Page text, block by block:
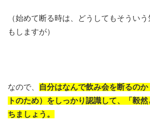
（始めて断る時は、どうしてもそうい
もしますが）
なので、
自分はなんで飲み会を断るの
トのため）をしっかり認識して、「毅
ちましょう。